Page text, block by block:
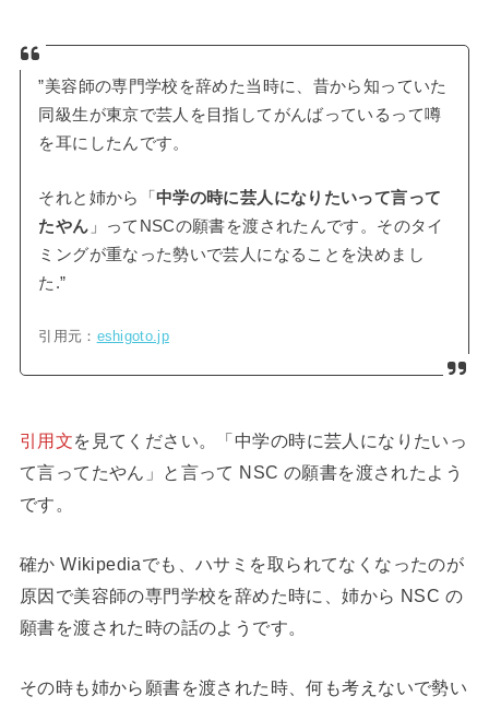
”美容師の専門学校を辞めた当時に、昔から知っていた
同級生が東京で芸人を目指してがんばっているって噂
を耳にしたんです。
それと姉から「 中学の時に芸人になりたいって言って
たやん 」ってNSCの願書を渡されたんです。そのタイ
ミングが重なった勢いで芸人になることを決めまし
た.”
引用元： eshigoto.jp
引用文を見てください。「中学の時に芸人になりたいっ
て言ってたやん」と言って NSC の願書を渡されたよう
です。
確か Wikipediaでも、ハサミを取られてなくなったのが
原因で美容師の専門学校を辞めた時に、姉から NSC の
願書を渡された時の話のようです。
その時も姉から願書を渡された時、何も考えないで勢い